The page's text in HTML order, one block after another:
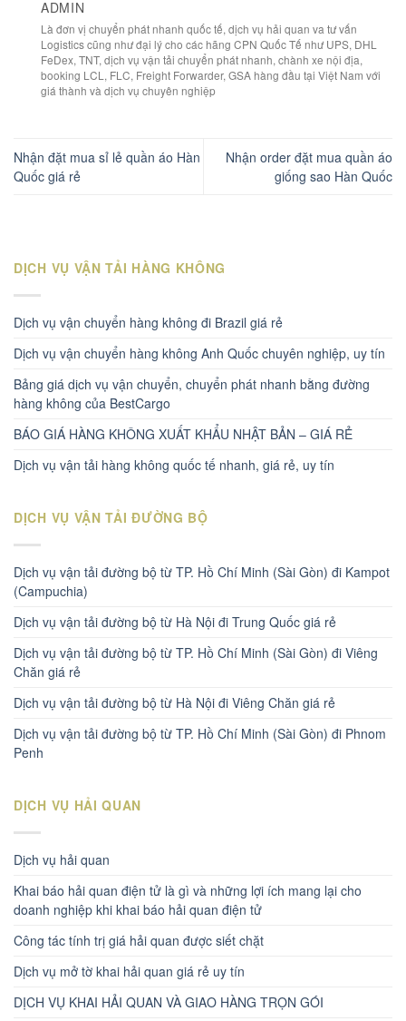
ADMIN
Là đơn vị chuyển phát nhanh quốc tế, dịch vụ hải quan va tư vấn
Logistics cũng như đại lý cho các hãng CPN Quốc Tế như UPS, DHL
FeDex, TNT, dịch vụ vận tải chuyển phát nhanh, chành xe nội địa,
booking LCL, FLC, Freight Forwarder, GSA hàng đầu tại Việt Nam với
giá thành và dịch vụ chuyên nghiệp
Nhận đặt mua sỉ lẻ quần áo Hàn
Quốc giá rẻ
Nhận order đặt mua quần áo
giống sao Hàn Quốc
DỊCH VỤ VẬN TẢI HÀNG KHÔNG
Dịch vụ vận chuyển hàng không đi Brazil giá rẻ
Dịch vụ vận chuyển hàng không Anh Quốc chuyên nghiệp, uy tín
Bảng giá dịch vụ vận chuyển, chuyển phát nhanh bằng đường
hàng không của BestCargo
BÁO GIÁ HÀNG KHÔNG XUẤT KHẨU NHẬT BẢN – GIÁ RẺ
Dịch vụ vận tải hàng không quốc tế nhanh, giá rẻ, uy tín
DỊCH VỤ VẬN TẢI ĐƯỜNG BỘ
Dịch vụ vận tải đường bộ từ TP. Hồ Chí Minh (Sài Gòn) đi Kampot
(Campuchia)
Dịch vụ vận tải đường bộ từ Hà Nội đi Trung Quốc giá rẻ
Dịch vụ vận tải đường bộ từ TP. Hồ Chí Minh (Sài Gòn) đi Viêng
Chăn giá rẻ
Dịch vụ vận tải đường bộ từ Hà Nội đi Viêng Chăn giá rẻ
Dịch vụ vận tải đường bộ từ TP. Hồ Chí Minh (Sài Gòn) đi Phnom
Penh
DỊCH VỤ HẢI QUAN
Dịch vụ hải quan
Khai báo hải quan điện tử là gì và những lợi ích mang lại cho
doanh nghiệp khi khai báo hải quan điện tử
Công tác tính trị giá hải quan được siết chặt
Dịch vụ mở tờ khai hải quan giá rẻ uy tín
DỊCH VỤ KHAI HẢI QUAN VÀ GIAO HÀNG TRỌN GÓI